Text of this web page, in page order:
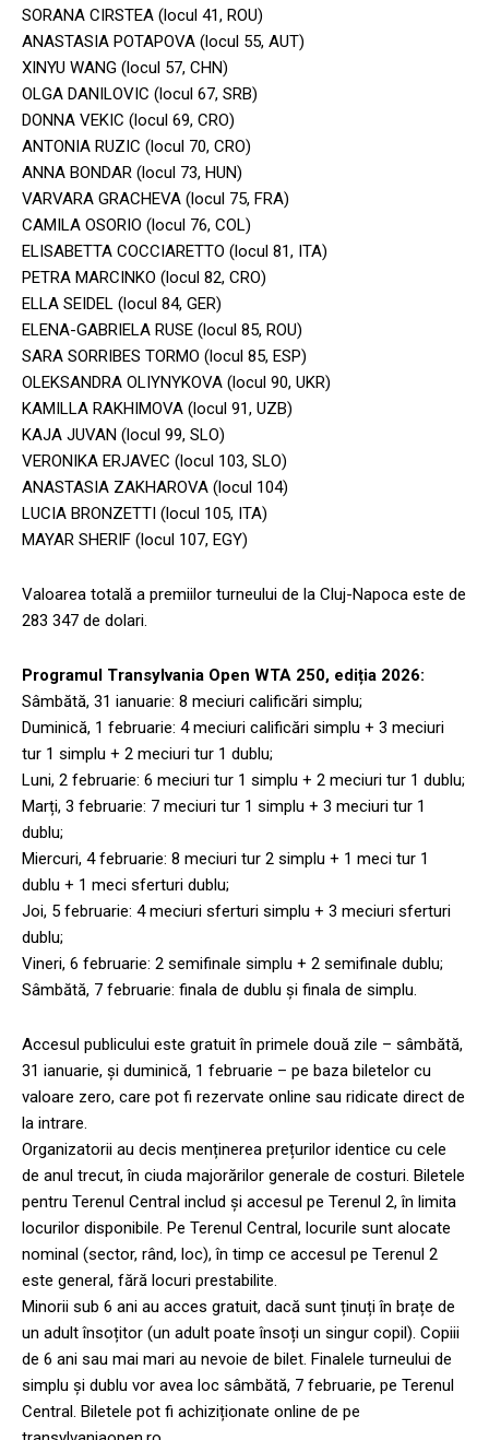
SORANA CIRSTEA (locul 41, ROU)
ANASTASIA POTAPOVA (locul 55, AUT)
XINYU WANG (locul 57, CHN)
OLGA DANILOVIC (locul 67, SRB)
DONNA VEKIC (locul 69, CRO)
ANTONIA RUZIC (locul 70, CRO)
ANNA BONDAR (locul 73, HUN)
VARVARA GRACHEVA (locul 75, FRA)
CAMILA OSORIO (locul 76, COL)
ELISABETTA COCCIARETTO (locul 81, ITA)
PETRA MARCINKO (locul 82, CRO)
ELLA SEIDEL (locul 84, GER)
ELENA-GABRIELA RUSE (locul 85, ROU)
SARA SORRIBES TORMO (locul 85, ESP)
OLEKSANDRA OLIYNYKOVA (locul 90, UKR)
KAMILLA RAKHIMOVA (locul 91, UZB)
KAJA JUVAN (locul 99, SLO)
VERONIKA ERJAVEC (locul 103, SLO)
ANASTASIA ZAKHAROVA (locul 104)
LUCIA BRONZETTI (locul 105, ITA)
MAYAR SHERIF (locul 107, EGY)
Valoarea totală a premiilor turneului de la Cluj-Napoca este de
283 347 de dolari.
Programul Transylvania Open WTA 250, ediția 2026:
Sâmbătă, 31 ianuarie: 8 meciuri calificări simplu;
Duminică, 1 februarie: 4 meciuri calificări simplu + 3 meciuri
tur 1 simplu + 2 meciuri tur 1 dublu;
Luni, 2 februarie: 6 meciuri tur 1 simplu + 2 meciuri tur 1 dublu;
Marți, 3 februarie: 7 meciuri tur 1 simplu + 3 meciuri tur 1
dublu;
Miercuri, 4 februarie: 8 meciuri tur 2 simplu + 1 meci tur 1
dublu + 1 meci sferturi dublu;
Joi, 5 februarie: 4 meciuri sferturi simplu + 3 meciuri sferturi
dublu;
Vineri, 6 februarie: 2 semifinale simplu + 2 semifinale dublu;
Sâmbătă, 7 februarie: finala de dublu și finala de simplu.
Accesul publicului este gratuit în primele două zile – sâmbătă,
31 ianuarie, și duminică, 1 februarie – pe baza biletelor cu
valoare zero, care pot fi rezervate online sau ridicate direct de
la intrare.
Organizatorii au decis menținerea prețurilor identice cu cele
de anul trecut, în ciuda majorărilor generale de costuri. Biletele
pentru Terenul Central includ și accesul pe Terenul 2, în limita
locurilor disponibile. Pe Terenul Central, locurile sunt alocate
nominal (sector, rând, loc), în timp ce accesul pe Terenul 2
este general, fără locuri prestabilite.
Minorii sub 6 ani au acces gratuit, dacă sunt ținuți în brațe de
un adult însoțitor (un adult poate însoți un singur copil). Copiii
de 6 ani sau mai mari au nevoie de bilet. Finalele turneului de
simplu și dublu vor avea loc sâmbătă, 7 februarie, pe Terenul
Central. Biletele pot fi achiziționate online de pe